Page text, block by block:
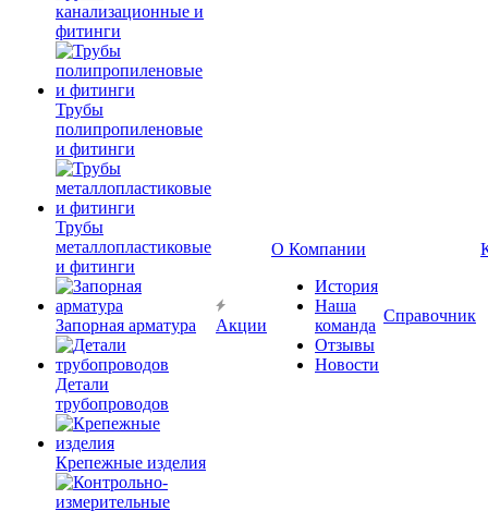
канализационные и
фитинги
Трубы
полипропиленовые
и фитинги
Трубы
металлопластиковые
и фитинги
Запорная арматура
Детали
трубопроводов
Крепежные изделия
Акции
О Компании
История
Наша
команда
Отзывы
Новости
Справочник